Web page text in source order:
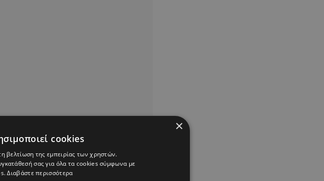
×
cookies
βελτίωση της εμπειρίας των χρηστών.
σας για όλα τα cookies σύμφωνα με
Διαβάστε περισσότερα